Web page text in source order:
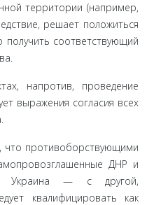
территории (на­пример,
решает положиться
соот­ветствующий
напротив, проведе­ние
выражения согласия всех
что противоборству­ющими
ДНР и
— с другой,
квалифицировать как